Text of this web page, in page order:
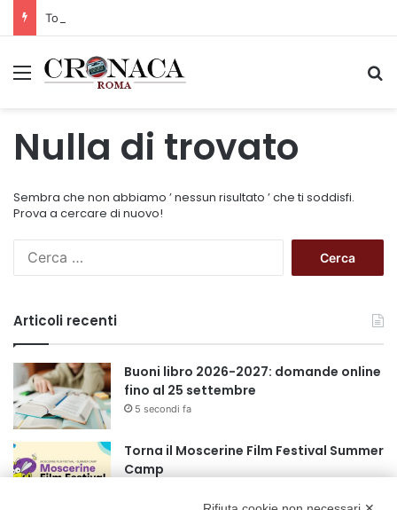
Torna il Moscerine Film Festival Summer Camp
Menu
Nulla di trovato
Sembra che non abbiamo ’ nessun risultato ’ che ti soddisfi.
Prova a cercare di nuovo!
c
p
Articoli recenti
Buoni libro 2026-2027: domande online
fino al 25 settembre
5 secondi fa
Torna il Moscerine Film Festival Summer
Camp